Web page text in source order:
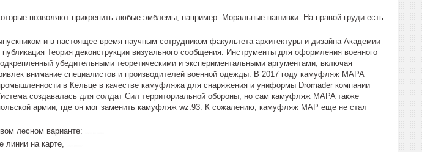
позволяют прикрепить любые эмблемы, например. Моральные нашивки. На правой груди есть
и в настоящее время научным сотрудником факультета архитектуры и дизайна Академии
Теория деконструкции визуального сообщения. Инструменты для оформления военного
убедительными теоретическими и экспериментальными аргументами, включая
внимание специалистов и производителей военной одежды. В 2017 году камуфляж MAPA
в Кельце в качестве камуфляжа для снаряжения и униформы Dromader компании
создавалась для солдат Сил территориальной обороны, но сам камуфляж MAPA также
армии, где он мог заменить камуфляж wz.93. К сожалению, камуфляж MAP еще не стал
лесном варианте:
линии на карте,